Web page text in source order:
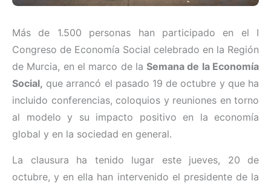
Más de 1.500 personas han participado en el I
Congreso de Economía Social celebrado en la Región
de Murcia, en el marco de laSemana de la Economía
Social, que arrancó el pasado 19 de octubre y que ha
incluido conferencias, coloquios y reuniones en torno
al modelo y su impacto positivo en la economía
global y en la sociedad en general.
La clausura ha tenido lugar este jueves, 20 de
octubre, y en ella han intervenido el presidente de la